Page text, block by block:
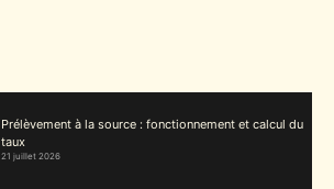
Prélèvement à la source : fonctionnement et calcul du
taux
21 juillet 2026